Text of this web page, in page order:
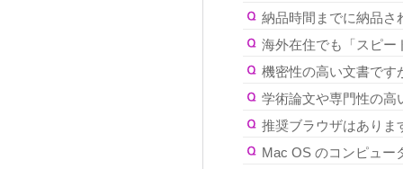
納品時間までに納品さ
海外在住でも「スピー
機密性の高い文書です
学術論文や専門性の高
推奨ブラウザはありま
Mac OS のコンピュー